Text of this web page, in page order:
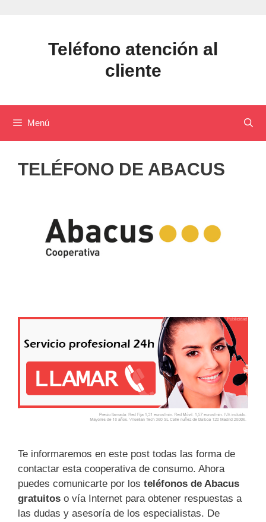
Teléfono atención al
cliente
Menú
TELÉFONO DE ABACUS
Te informaremos en este post todas las forma de
contactar esta cooperativa de consumo. Ahora
puedes comunicarte por los teléfonos de Abacus
gratuitos o vía Internet para obtener respuestas a
las dudas y asesoría de los especialistas. De